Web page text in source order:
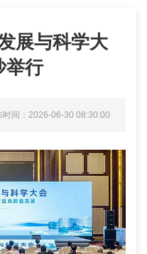
展与科学大
举行
时间：2026-06-30 08:30:00